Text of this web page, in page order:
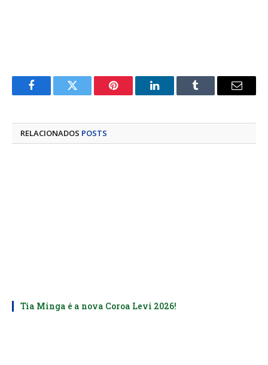
FacebookTwitter Pinterest LinkedInTumblr
E-
RELACIONADOS POSTS
Tia Minga é a nova Coroa Levi 2026!